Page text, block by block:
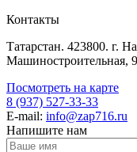
Контакты
Татарстан. 423800. г.
Машиностроительная,
Посмотреть на карте
8 (937) 527-33-33
E-mail: info@zap716.ru
Напишите нам